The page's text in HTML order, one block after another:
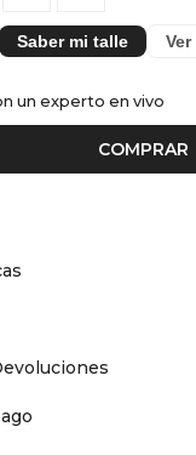
Saber mi talle
un experto en vivo
COMPRAR